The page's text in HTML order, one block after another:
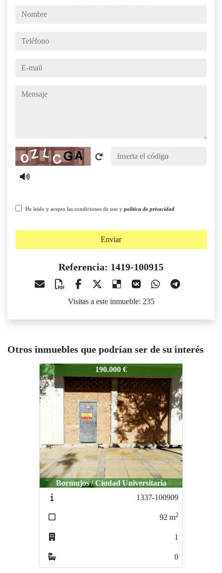
nombre
teléfono
e-mail
mensaje
Captcha
He leído y acepto las condiciones de uso y política de privacidad
Enviar
Referencia: 1419-100915
Visitas a este inmueble: 235
Otros inmuebles que podrían ser de su interés
1419-100915
190.000 €
Bormujos / Ciudad Universitaria
1337-100909
92 m2
1
0